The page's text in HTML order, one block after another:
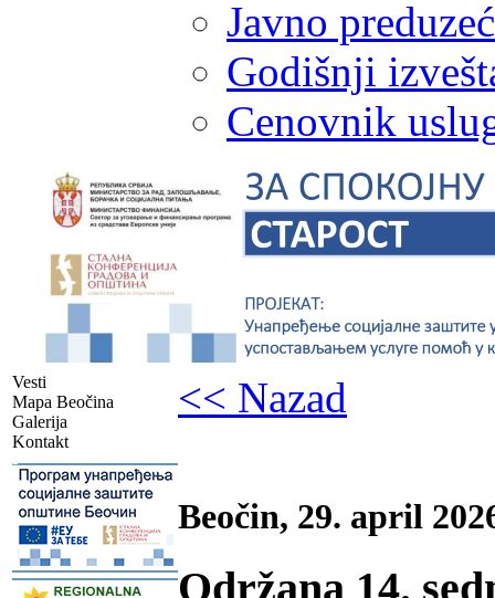
Javno
Godišnji
Cenovnik
Vesti
Mapa Beočina
Galerija
Kontakt
-
-
<< Nazad
Beočin, 29. april
Održana 14.